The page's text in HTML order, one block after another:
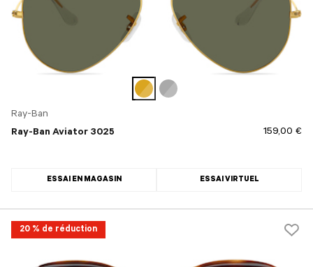
Ray-Ban
Ray-Ban Aviator 3025
159,00 €
ESSAI EN MAGASIN ESSAI VIRTUEL
20 % de réduction